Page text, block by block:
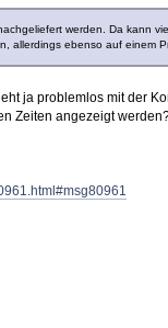
werden. Da kann
allerdings ebenso auf einem
ja problemlos mit der
Zeiten angezeigt